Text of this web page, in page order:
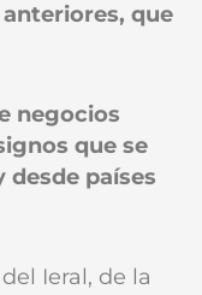
que
negocios
que se
desde países
Ieral, de la